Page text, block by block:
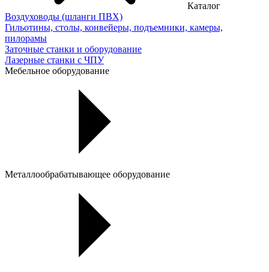
Каталог
Воздуховоды (шланги ПВХ)
Гильотины, столы, конвейеры, подъемники, камеры,
пилорамы
Заточные станки и оборудование
Лазерные станки с ЧПУ
Мебельное оборудование
Металлообрабатывающее оборудование